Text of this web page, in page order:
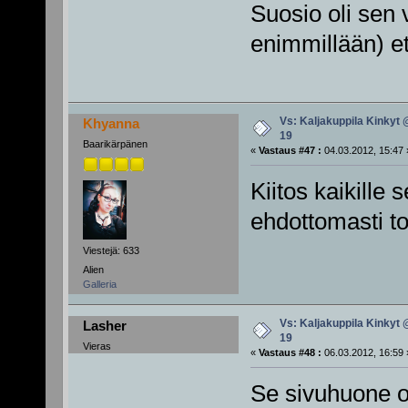
Suosio oli sen
enimmillään)
Khyanna
Baarikärpänen
Viestejä: 633
Alien
Galleria
Vs: Kaljakuppila Kinkyt
19
« Vastaus #47 : 04.03.2012, 15:47
Kiitos kaikille
ehdottomasti
Lasher
Vieras
Vs: Kaljakuppila Kinkyt
19
« Vastaus #48 : 06.03.2012, 16:59
Se sivuhuone